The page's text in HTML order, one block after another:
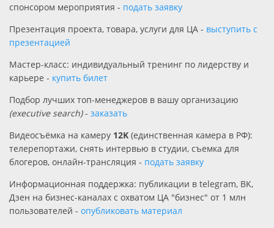
спонсором мероприятия - подать заявку
Презентация проекта, товара, услуги для ЦА - выступить с
презентацией
Мастер-класс: индивидуальный тренинг по лидерству и
карьере - купить билет
Подбор лучших топ-менеджеров в вашу организацию
(executive search)- заказать
Видеосъёмка на камеру 12K (единственная камера в РФ):
телерепортажи, снять интервью в студии, съемка для
блогеров, онлайн-трансляция - подать заявку
Информационная поддержка: публикации в telegram, BK,
Дзен на бизнес-каналах с охватом ЦА "бизнес" от 1 млн
пользователей - опубликовать материал